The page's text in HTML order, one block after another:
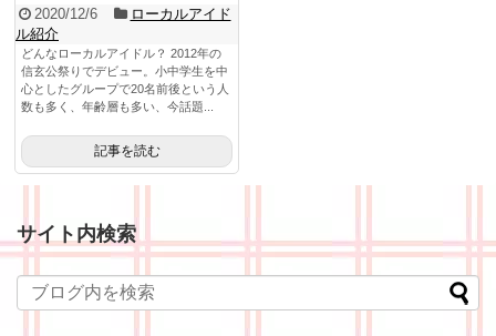
2020/12/6
ローカルアイド
ル紹介
どんなローカルアイドル？ 2012年の
信玄公祭りでデビュー。小中学生を中
心としたグループで20名前後という人
数も多く、年齢層も多い、今話題...
記事を読む
サイト内検索